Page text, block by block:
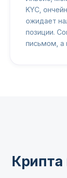
KYC,
ожидает
позиции.
письмом, а
Крипта